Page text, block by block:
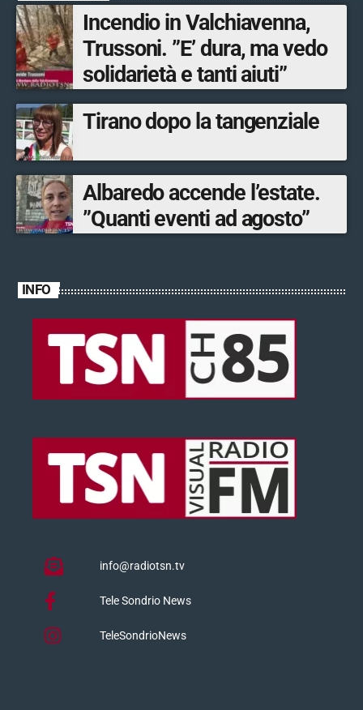
Incendio in Valchiavenna,
Trussoni. ”E’ dura, ma vedo
solidarietà e tanti aiuti”
Tirano dopo la tangenziale
Albaredo accende l’estate.
”Quanti eventi ad agosto”
INFO
info@radiotsn.tv
Tele Sondrio News
TeleSondrioNews